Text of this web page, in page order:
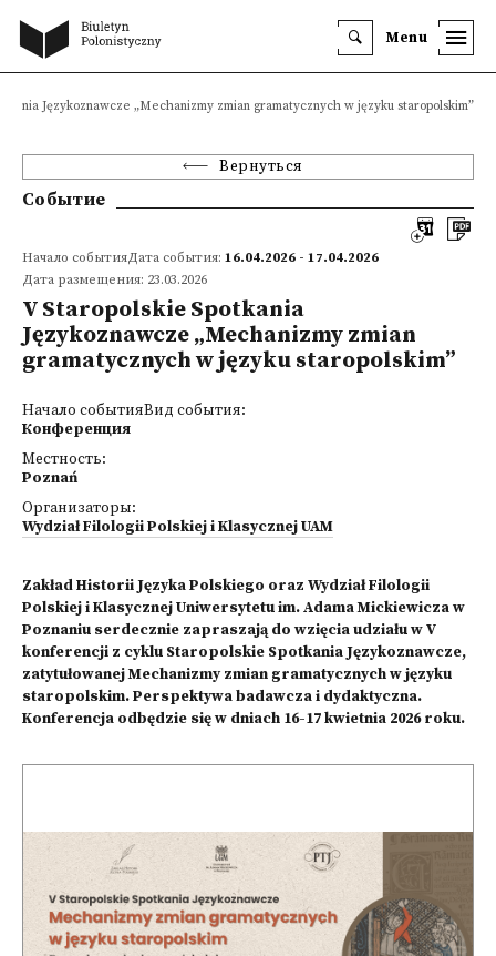
Menu
Językoznawcze „Mechanizmy zmian gramatycznych w języku staropolskim”
Вернуться
Событие
Начало событияДата события: 16.04.2026 - 17.04.2026
Дата размещения: 23.03.2026
V Staropolskie Spotkania
Językoznawcze „Mechanizmy zmian
gramatycznych w języku staropolskim”
Начало событияВид события:
Конференция
Местность:
Poznań
Организаторы:
Wydział Filologii Polskiej i Klasycznej UAM
Zakład Historii Języka Polskiego oraz Wydział Filologii
Polskiej i Klasycznej Uniwersytetu im. Adama Mickiewicza w
Poznaniu serdecznie zapraszają do wzięcia udziału w V
konferencji z cyklu Staropolskie Spotkania Językoznawcze,
zatytułowanej Mechanizmy zmian gramatycznych w języku
staropolskim. Perspektywa badawcza i dydaktyczna.
Konferencja odbędzie się w dniach 16-17 kwietnia 2026 roku.